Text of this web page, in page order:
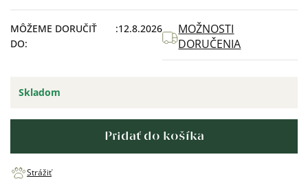
cena:
Skladom
MÔŽEME DORUČIŤ
DO:
12.8.2026
MOŽNOSTI
DORUČENIA
Pridať do košíka
Strážiť